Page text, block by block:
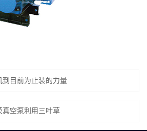
到目前为止装的力量
真空泵利用三叶草